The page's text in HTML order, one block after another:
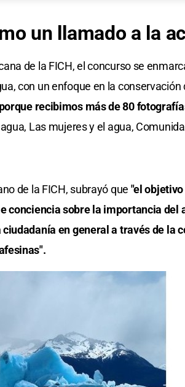
un llamado a la
de la FICH, el concurso se
con un enfoque en la
recibimos más de 80
Las mujeres y el agua,
de la FICH, subrayó que "el
conciencia sobre la importancia del
en general a través de la